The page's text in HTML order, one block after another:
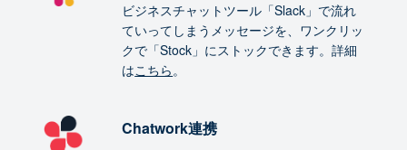
ビジネスチャットツール「Slack」で流れ
ていってしまうメッセージを、ワンクリッ
クで「Stock」にストックできます。詳細
はこちら。
Chatwork連携